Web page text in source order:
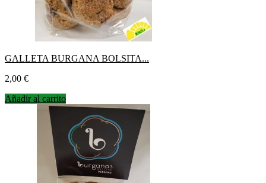
GALLETA BURGANA BOLSITA...
Precio
2,00 €
Añadir al carrito